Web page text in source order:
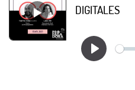
DIGITALES